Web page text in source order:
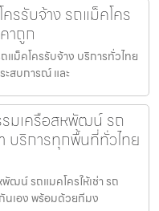
ครรับจ้าง รถแม็คโคร
าถูก
ถแม็คโครรับจ้าง บริการทั่วไทย
ะสบการณ์ และ
รมเครือสหพัฒน์ รถ
บริการทุกพื้นที่ทั่วไทย
ฒน์ รถแมคโครให้เช่า รถ
นเอง พร้อมด้วยทีมง